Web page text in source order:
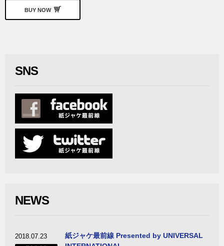
BUY NOW
SNS
NEWS
2018.07.23
紙ジャケ最前線 Presented by UNIVERSAL